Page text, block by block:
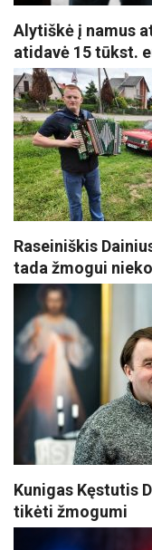
Alytiškė į namus
atidavė 15 tūkst.
Raseiniškis
tada žmogui
Kunigas Kęstutis
tikėti žmogumi